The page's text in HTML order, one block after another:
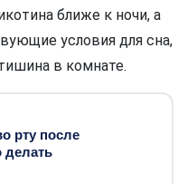
ближе к ночи, а
условия для сна,
в комнате.
рту после
делать